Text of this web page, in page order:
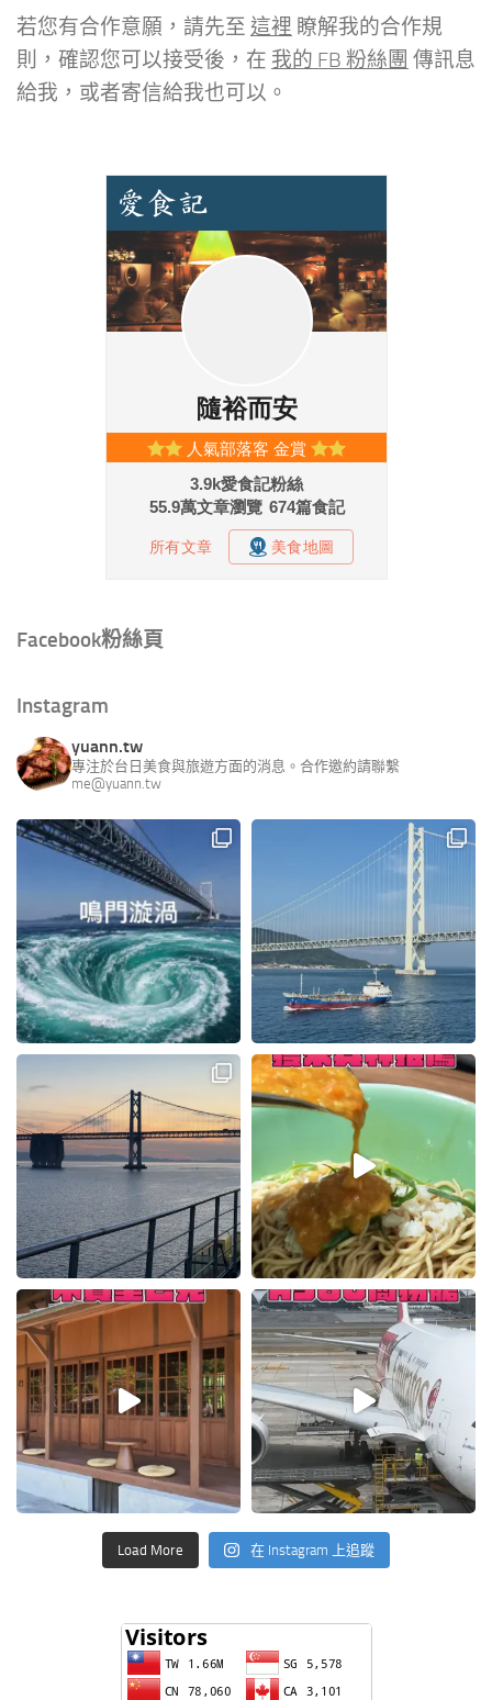
若您有合作意願，請先至 這裡 瞭解我的合作規
則，確認您可以接受後，在 我的 FB 粉絲團 傳訊息
給我，或者寄信給我也可以。
Facebook粉絲頁
Instagram
yuann.tw
專注於台日美食與旅遊方面的消息。合作邀約請聯繫
me@yuann.tw
Load More 在 Instagram 上追蹤